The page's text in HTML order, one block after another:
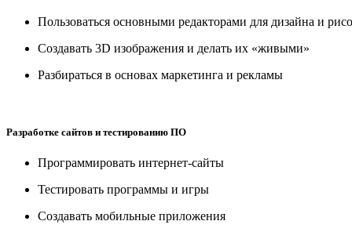
Пользоваться основными редакторами для дизайна и
Создавать 3D изображения и делать их «живыми»
Разбираться в основах маркетинга и рекламы
Разработке сайтов и тестированию ПО
Программировать интернет-сайты
Тестировать программы и игры
Создавать мобильные приложения